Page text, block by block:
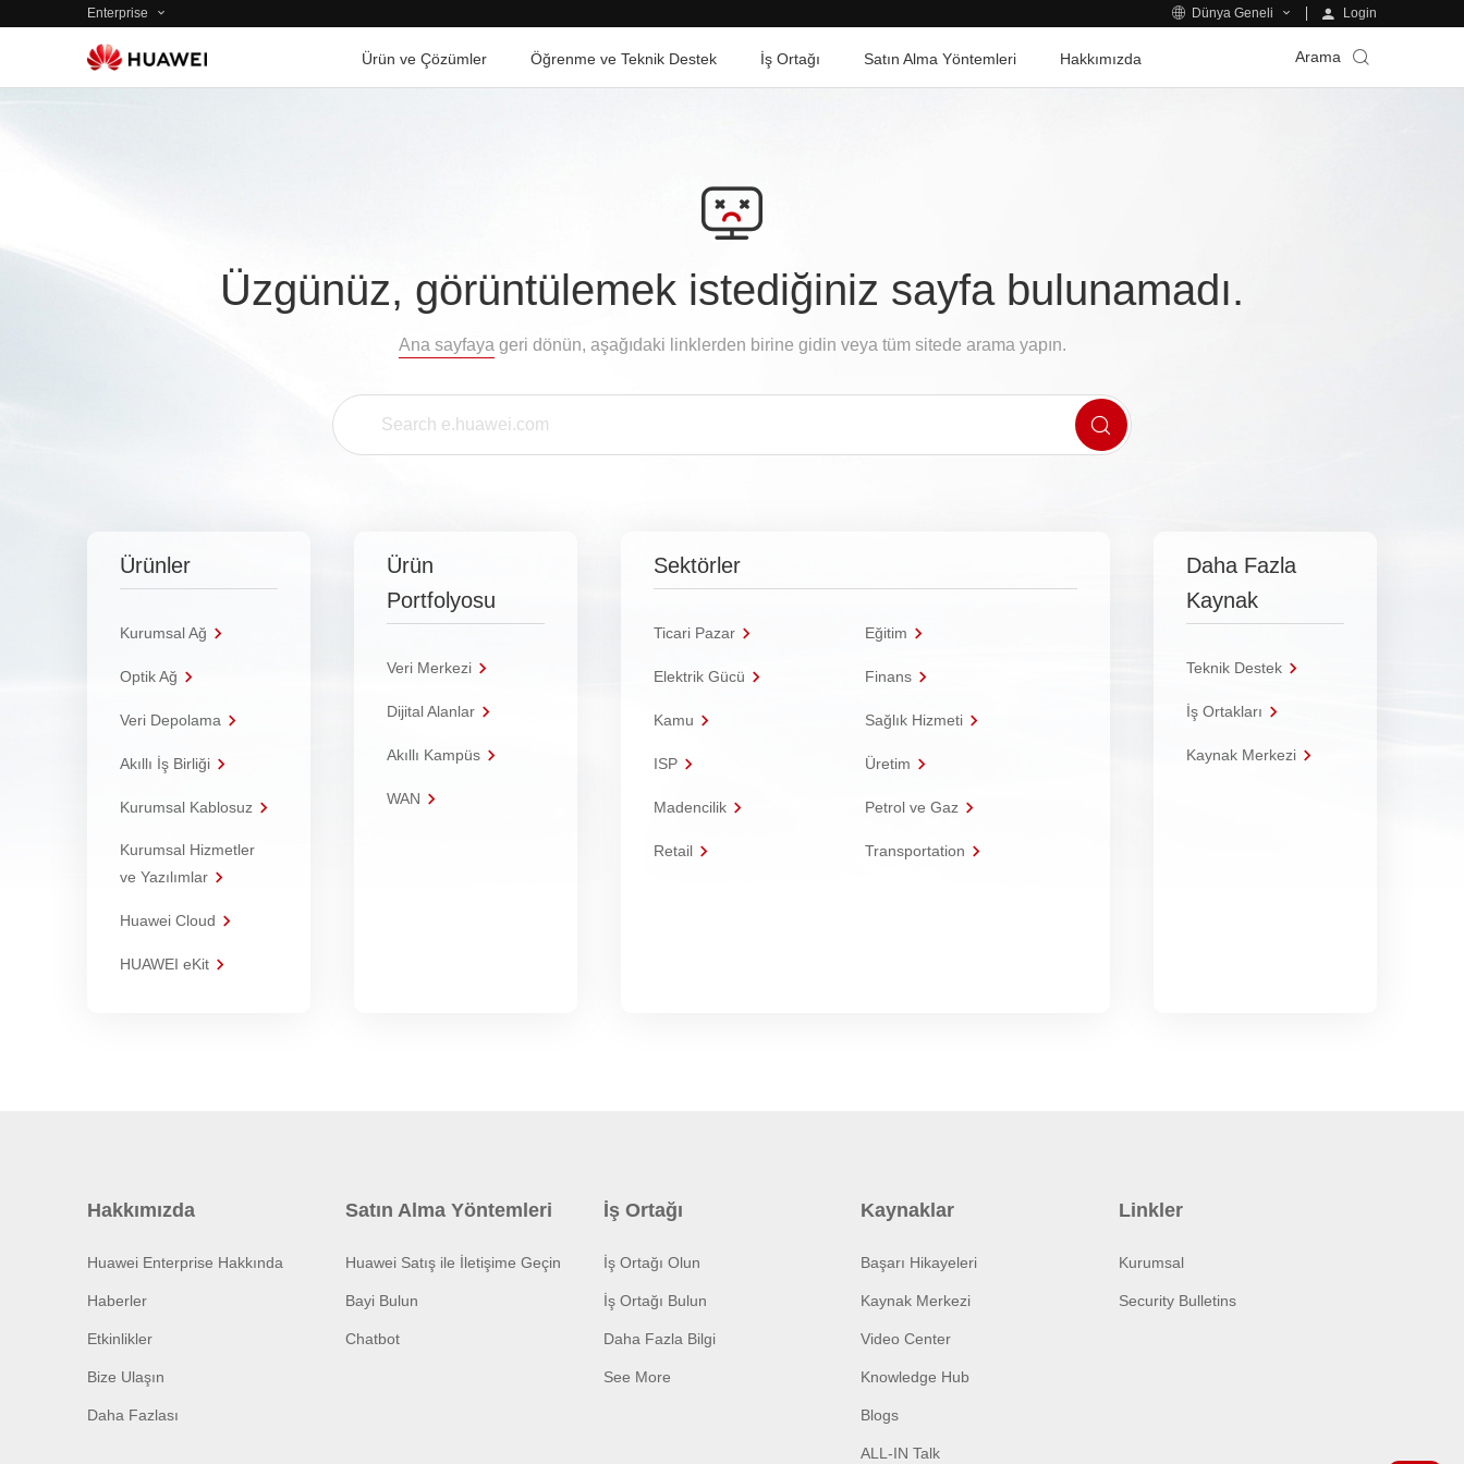
Enterprise Dünya Geneli Login
Ürün ve Çözümler Öğrenme ve Teknik Destek İş Ortağı Satın Alma Yöntemleri Hakkımızda Arama
Üzgünüz, görüntülemek istediğiniz sayfa bulunamadı.
Ana sayfaya geri dönün, aşağıdaki linklerden birine gidin veya tüm sitede arama yapın.
Ürünler
Kurumsal Ağ
Optik Ağ
Veri Depolama
Akıllı İş Birliği
Kurumsal Kablosuz
Kurumsal Hizmetler
ve Yazılımlar
Huawei Cloud
HUAWEI eKit
Ürün
Portfolyosu
Veri Merkezi
Dijital Alanlar
Akıllı Kampüs
WAN
Sektörler
Ticari Pazar Eğitim
Elektrik Gücü Finans
Kamu Sağlık Hizmeti
ISP Üretim
Madencilik Petrol ve Gaz
Retail Transportation
Daha Fazla
Kaynak
Teknik Destek
İş Ortakları
Kaynak Merkezi
Hakkımızda
Huawei Enterprise Hakkında
Haberler
Etkinlikler
Bize Ulaşın
Daha Fazlası
Satın Alma Yöntemleri
Huawei Satış ile İletişime Geçin
Bayi Bulun
Chatbot
İş Ortağı
İş Ortağı Olun
İş Ortağı Bulun
Daha Fazla Bilgi
See More
Kaynaklar
Başarı Hikayeleri
Kaynak Merkezi
Video Center
Knowledge Hub
Blogs
ALL-IN Talk
Linkler
Kurumsal
Security Bulletins